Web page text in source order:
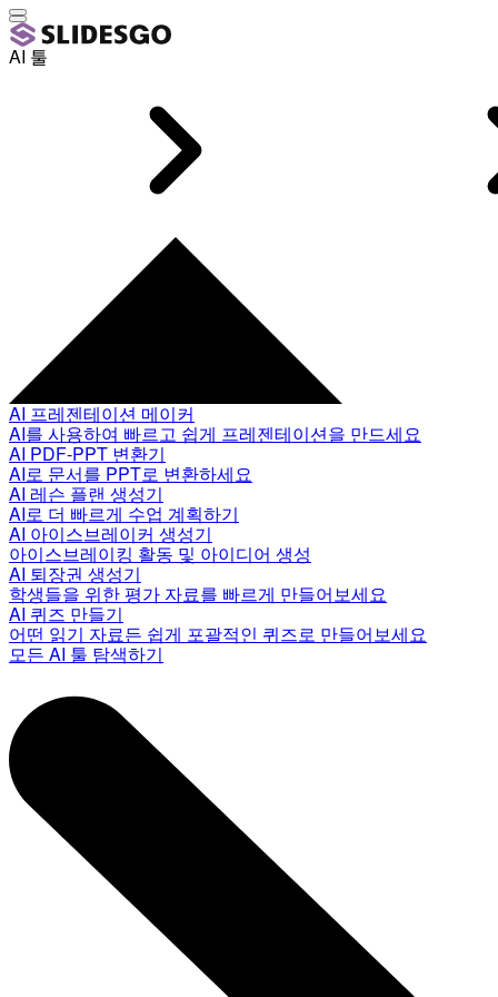
AI 툴
AI 프레젠테이션 메이커
AI를 사용하여 빠르고 쉽게 프레젠테이션을 만드세요
AI PDF-PPT 변환기
AI로 문서를 PPT로 변환하세요
AI 레슨 플랜 생성기
AI로 더 빠르게 수업 계획하기
AI 아이스브레이커 생성기
아이스브레이킹 활동 및 아이디어 생성
AI 퇴장권 생성기
학생들을 위한 평가 자료를 빠르게 만들어보세요
AI 퀴즈 만들기
어떤 읽기 자료든 쉽게 포괄적인 퀴즈로 만들어보세요
모든 AI 툴 탐색하기